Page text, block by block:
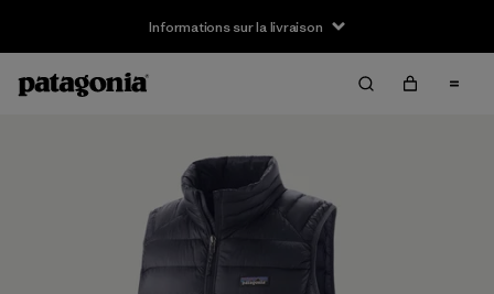
Informations sur la livraison